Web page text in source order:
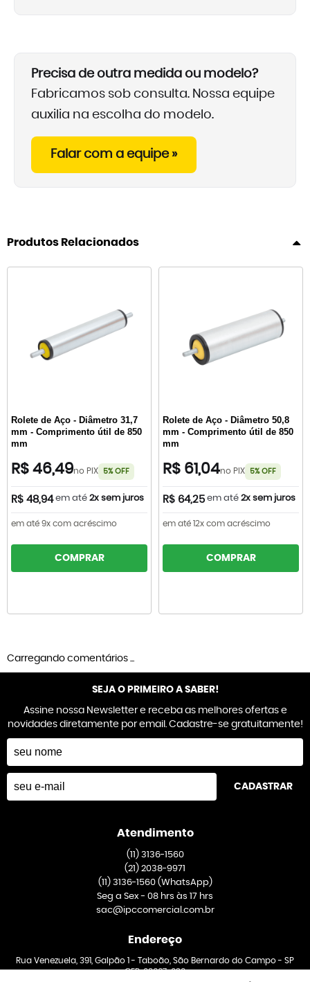
Precisa de outra medida ou modelo?
Fabricamos sob consulta. Nossa equipe
auxilia na escolha do modelo.
Falar com a equipe »
Produtos Relacionados
Rolete de Aço - Diâmetro 31,7
mm - Comprimento útil de 850
mm
R$ 46,49no PIX 5% OFF
R$ 48,94 em até 2x sem juros
em até 9x com acréscimo
COMPRAR
Rolete de Aço - Diâmetro 50,8
mm - Comprimento útil de 850
mm
R$ 61,04no PIX 5% OFF
R$ 64,25 em até 2x sem juros
em até 12x com acréscimo
COMPRAR
Carregando comentários ...
SEJA O PRIMEIRO A SABER!
Assine nossa Newsletter e receba as melhores ofertas e
novidades diretamente por email. Cadastre-se gratuitamente!
CADASTRAR
Atendimento
(11)3136-1560
(21) 2038-9971
(11)3136-1560 (WhatsApp)
Seg a Sex - 08 hrs às 17 hrs
sac@ipccomercial.com.br
Endereço
Rua Venezuela, 391, Galpão 1 - Taboão, São Bernardo do Campo- SP
CEP: 09667-020